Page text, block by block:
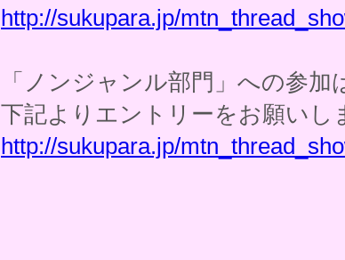
http://sukupara.jp/
「ノンジャンル部門」への参加
下記よりエントリーをお願いし
http://sukupara.jp/